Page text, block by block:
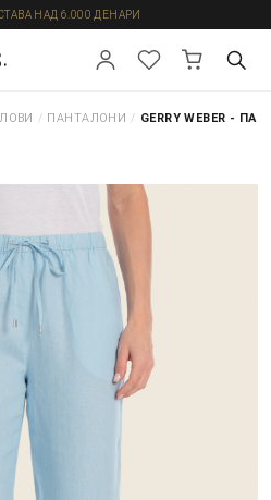
НАД 6.000 ДЕНАРИ
/ ПАНТАЛОНИ / GERRY WEBER -